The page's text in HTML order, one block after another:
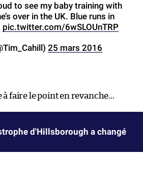
to see my baby training with
over in the UK. Blue runs in
pic.twitter.com/6wSLOUnTRP
25 mars 2016
faire le point en revanche…
d'Hillsborough a changé